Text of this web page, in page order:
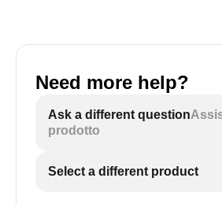
Need more help?
Ask a different question
prodotto
Select a different product